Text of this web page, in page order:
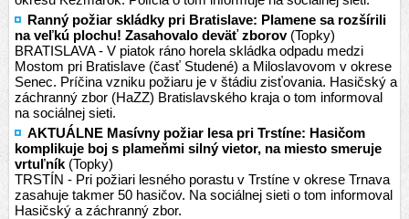
Ranný požiar skládky pri Bratislave: Plamene sa rozšírili
na veľkú plochu! Zasahovalo deväť zborov(Topky)
BRATISLAVA - V piatok ráno horela skládka odpadu medzi
Mostom pri Bratislave (časť Studené) a Miloslavovom v okrese
Senec. Príčina vzniku požiaru je v štádiu zisťovania. Hasičský a
záchranný zbor (HaZZ) Bratislavského kraja o tom informoval
na sociálnej sieti.
AKTUÁLNE Masívny požiar lesa pri Trstíne: Hasičom
komplikuje boj s plameňmi silný vietor, na miesto smeruje
vrtuľník (Topky)
TRSTÍN - Pri požiari lesného porastu v Trstíne v okrese Trnava
zasahuje takmer 50 hasičov. Na sociálnej sieti o tom informoval
Hasičský a záchranný zbor.